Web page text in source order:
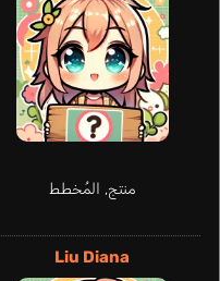
منتج, المُخطط
Liu Diana